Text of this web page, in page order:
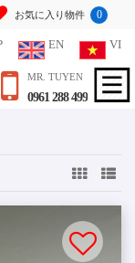
お気に入り物件 0
EN VI
MR. TUYEN
0961 288 499